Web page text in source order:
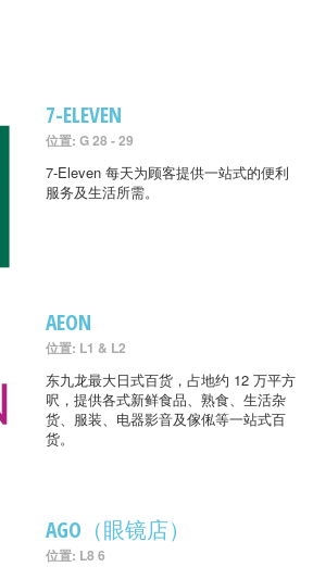
7-ELEVEN
位置: G 28 - 29
7-Eleven 每天为顾客提供一站式的便利
服务及生活所需。
AEON
位置: L1 & L2
东九龙最大日式百货，占地约 12 万平方
呎，提供各式新鲜食品、熟食、生活杂
货、服装、电器影音及傢俬等一站式百
货。
AGO（眼镜店）
位置: L8 6